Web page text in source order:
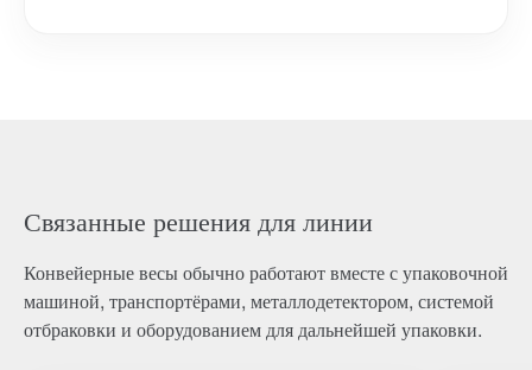
Связанные решения для линии
Конвейерные весы обычно работают вместе с упаковочной
машиной, транспортёрами, металлодетектором, системой
отбраковки и оборудованием для дальнейшей упаковки.